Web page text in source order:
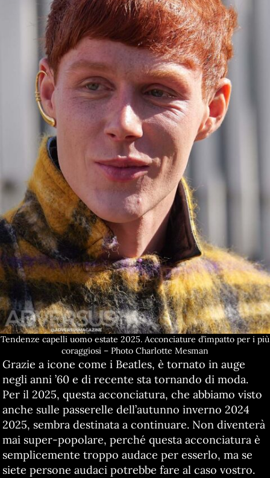
Tendenze capelli uomo estate 2025. Acconciature d’impatto per i più
coraggiosi – Photo Charlotte Mesman
Grazie a icone come i Beatles, è tornato in auge
negli anni ’60 e di recente sta tornando di moda.
Per il 2025, questa acconciatura, che abbiamo visto
anche sulle passerelle dell’autunno inverno 2024
2025, sembra destinata a continuare. Non diventerà
mai super-popolare, perché questa acconciatura è
semplicemente troppo audace per esserlo, ma se
siete persone audaci potrebbe fare al caso vostro.